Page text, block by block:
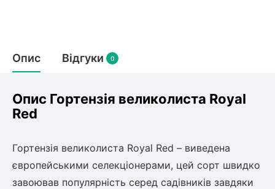
Мушмула
Алича
Ірга
Декоративні кущі
Рододендрон
Барбарис
Пухироплідник
Садова техніка
Граблі тракторні
Картоплесаджалки
Роторні косарки
Навантажувачі
Опис Відгуки 0
Опис Гортензія великолиста Royal
Red
Гортензія великолиста Royal Red – виведена
європейськими селекціонерами, цей сорт швидко
завоював популярність серед садівників завдяки